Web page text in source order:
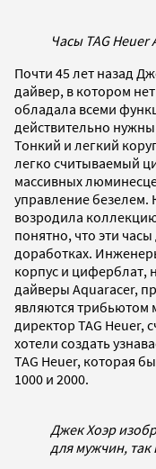
Часы TAG
Почти 45 лет назад
дайвер, в котором
обладала всеми
действительно
Тонкий и легкий
легко считываемый
массивных
управление безелем.
возродила
понятно, что эти
доработках.
корпус и циферблат,
дайверы Aquaracer,
являются трибьютом
директор TAG Heuer,
хотели создать
TAG Heuer, которая
1000 и 2000.
Джек Хоэр
для мужчин,